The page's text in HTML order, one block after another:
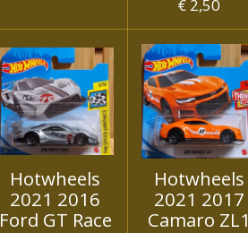
€ 2,50
Hotwheels
2021 2016
Ford GT Race
Hotwheels
2021 2017
Camaro ZL1